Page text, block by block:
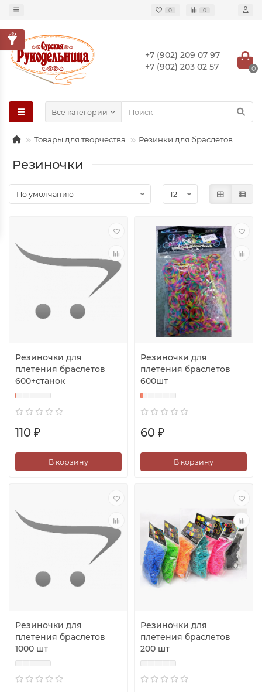
0 0
+7 (902) 209 07 97
+7 (902) 203 02 57
0
Все категории
Товары для творчества Резинки для браслетов
Резиночки
Резиночки для
плетения браслетов
600+станок
110 ₽
В корзину
Резиночки для
плетения браслетов
600шт
60 ₽
В корзину
Резиночки для
плетения браслетов
1000 шт
Резиночки для
плетения браслетов
200 шт